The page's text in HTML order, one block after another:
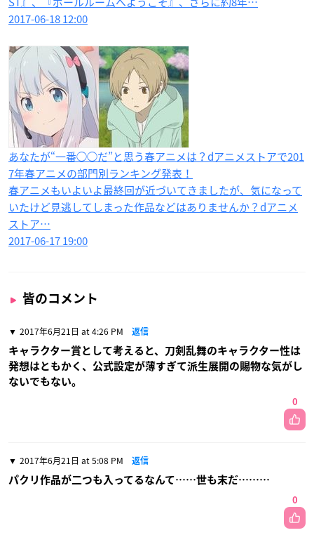
2017-06-18 12:00
あなたが“一番◯◯だ”と思う春アニメは？dアニメストアで201
7年春アニメの部門別ランキング発表！
春アニメもいよいよ最終回が近づいてきましたが、気になって
いたけど見逃してしまった作品などはありませんか？dアニメ
ストア…
2017-06-17 19:00
皆のコメント
2017年6月21日 at 4:26 PM 返信
キャラクター賞として考えると、刀剣乱舞のキャラクター性は
発想はともかく、公式設定が薄すぎて派生展開の賜物な気がし
ないでもない。
0
2017年6月21日 at 5:08 PM 返信
パクリ作品が二つも入ってるなんて……世も末だ………
0